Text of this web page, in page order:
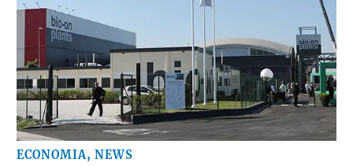
ECONOMIA, NEWS